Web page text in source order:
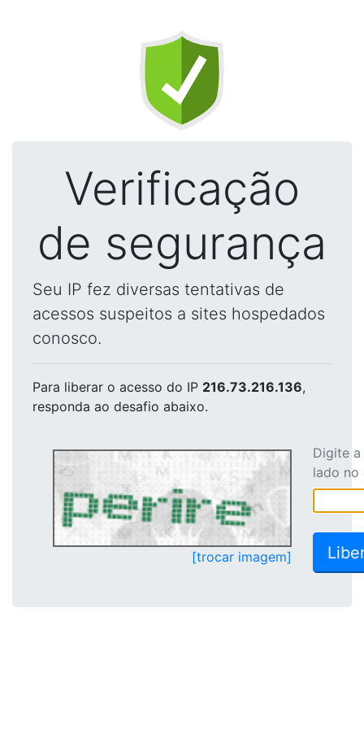
Verificação
de segurança
Seu IP fez diversas tentativas de
acessos suspeitos a sites hospedados
conosco.
Para liberar o acesso do IP 216.73.216.136,
responda ao desafio abaixo.
[trocar imagem]
Digite
lado no